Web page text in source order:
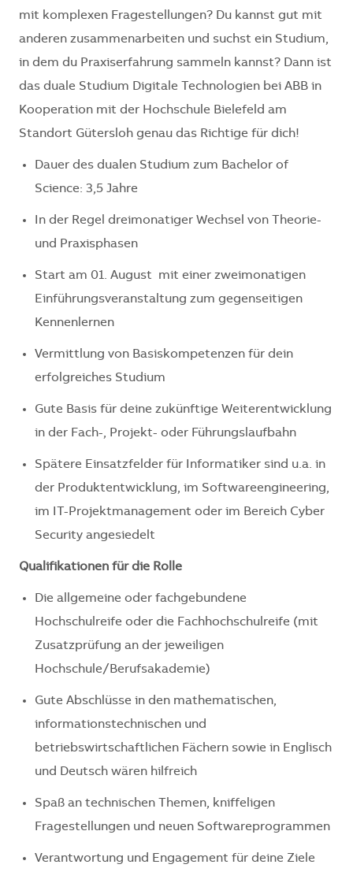
mit komplexen Fragestellungen? Du kannst gut mit
anderen zusammenarbeiten und suchst ein Studium,
in dem du Praxiserfahrung sammeln kannst? Dann ist
das duale Studium Digitale Technologien bei ABB in
Kooperation mit der Hochschule Bielefeld am
Standort Gütersloh genau das Richtige für dich!
Dauer des dualen Studium zum Bachelor of
Science: 3,5 Jahre
In der Regel dreimonatiger Wechsel von Theorie-
und Praxisphasen
Start am 01. August
mit einer zweimonatigen
Einführungsveranstaltung zum gegenseitigen
Kennenlernen
Vermittlung von Basiskompetenzen für dein
erfolgreiches Studium
Gute Basis für deine zukünftige Weiterentwicklung
in der Fach-, Projekt- oder Führungslaufbahn
Spätere Einsatzfelder für Informatiker sind u.a. in
der Produktentwicklung, im Softwareengineering,
im IT-Projektmanagement oder im Bereich Cyber
Security angesiedelt
Qualifikationen für die Rolle
Die allgemeine oder fachgebundene
Hochschulreife oder die Fachhochschulreife (mit
Zusatzprüfung an der jeweiligen
Hochschule/Berufsakademie)
Gute Abschlüsse in den mathematischen,
informationstechnischen und
betriebswirtschaftlichen Fächern sowie in Englisch
und Deutsch wären hilfreich
Spaß an technischen Themen, kniffeligen
Fragestellungen und neuen Softwareprogrammen
Verantwortung und Engagement für deine Ziele